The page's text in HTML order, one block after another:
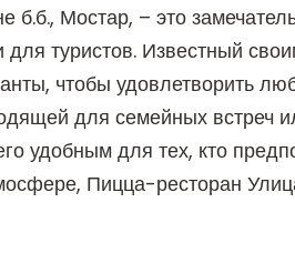
Мостар, – это
туристов. Известный
чтобы удовлетворить
для семейных встреч
удобным для тех, кто
Пицца-ресторан